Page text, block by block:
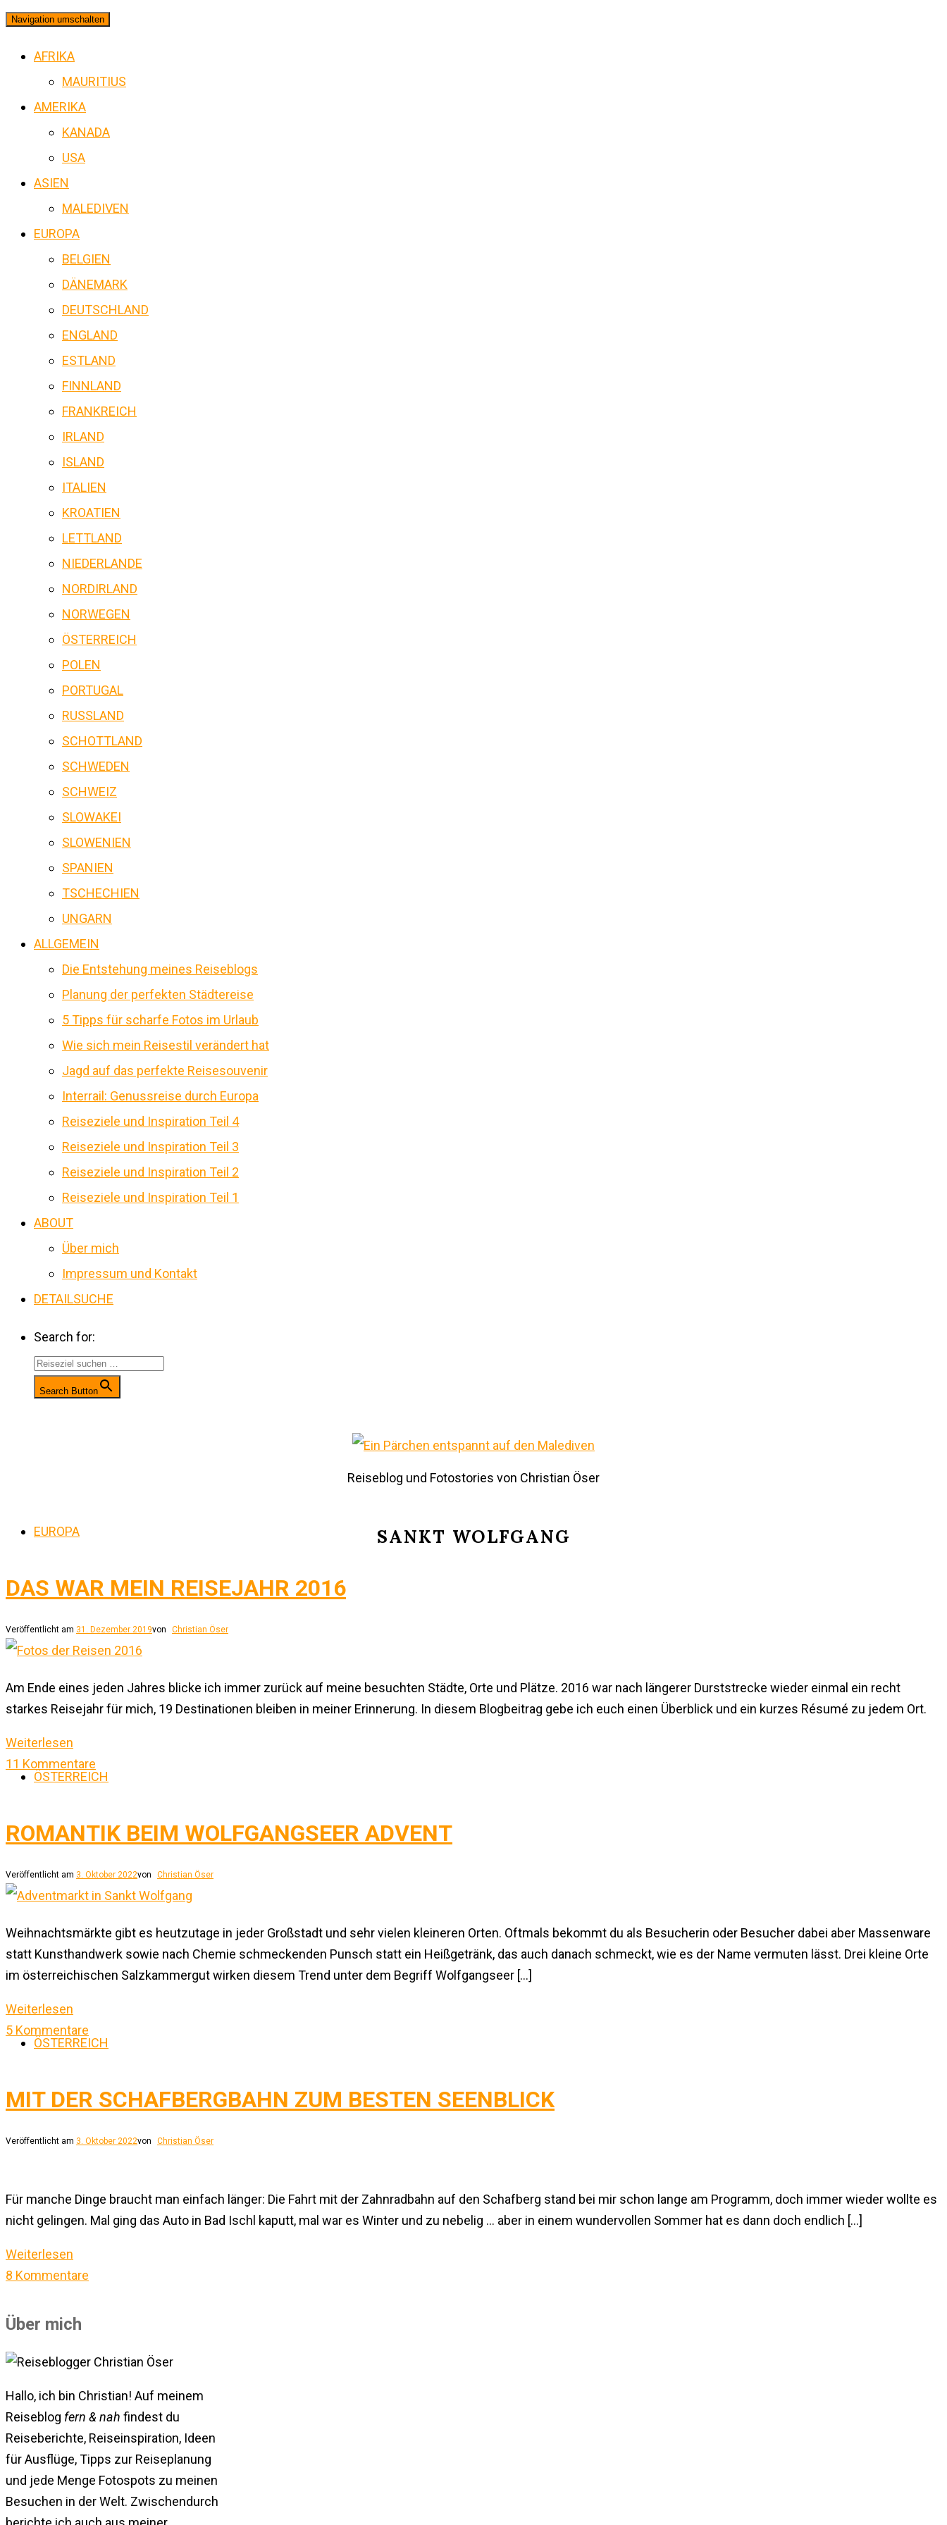
Navigation umschalten
AFRIKA
MAURITIUS
AMERIKA
KANADA
USA
ASIEN
MALEDIVEN
EUROPA
BELGIEN
DÄNEMARK
DEUTSCHLAND
ENGLAND
ESTLAND
FINNLAND
FRANKREICH
IRLAND
ISLAND
ITALIEN
KROATIEN
LETTLAND
NIEDERLANDE
NORDIRLAND
NORWEGEN
ÖSTERREICH
POLEN
PORTUGAL
RUSSLAND
SCHOTTLAND
SCHWEDEN
SCHWEIZ
SLOWAKEI
SLOWENIEN
SPANIEN
TSCHECHIEN
UNGARN
ALLGEMEIN
Die Entstehung meines Reiseblogs
Planung der perfekten Städtereise
5 Tipps für scharfe Fotos im Urlaub
Wie sich mein Reisestil verändert hat
Jagd auf das perfekte Reisesouvenir
Interrail: Genussreise durch Europa
Reiseziele und Inspiration Teil 4
Reiseziele und Inspiration Teil 3
Reiseziele und Inspiration Teil 2
Reiseziele und Inspiration Teil 1
ABOUT
Über mich
Impressum und Kontakt
DETAILSUCHE
Search for:
Search Button
Reiseblog und Fotostories von Christian Öser
SANKT WOLFGANG
EUROPA
DAS WAR MEIN REISEJAHR 2016
Veröffentlicht am 31. Dezember 2019von Christian Öser
Am Ende eines jeden Jahres blicke ich immer zurück auf meine besuchten Städte, Orte und Plätze. 2016 war nach längerer Durststrecke wieder einmal ein recht
starkes Reisejahr für mich, 19 Destinationen bleiben in meiner Erinnerung. In diesem Blogbeitrag gebe ich euch einen Überblick und ein kurzes Résumé zu jedem Ort.
Weiterlesen
11 Kommentare
ÖSTERREICH
ROMANTIK BEIM WOLFGANGSEER ADVENT
Veröffentlicht am 3. Oktober 2022von Christian Öser
Weihnachtsmärkte gibt es heutzutage in jeder Großstadt und sehr vielen kleineren Orten. Oftmals bekommt du als Besucherin oder Besucher dabei aber Massenware
statt Kunsthandwerk sowie nach Chemie schmeckenden Punsch statt ein Heißgetränk, das auch danach schmeckt, wie es der Name vermuten lässt. Drei kleine Orte
im österreichischen Salzkammergut wirken diesem Trend unter dem Begriff Wolfgangseer […]
Weiterlesen
5 Kommentare
ÖSTERREICH
MIT DER SCHAFBERGBAHN ZUM BESTEN SEENBLICK
Veröffentlicht am 3. Oktober 2022von Christian Öser
Für manche Dinge braucht man einfach länger: Die Fahrt mit der Zahnradbahn auf den Schafberg stand bei mir schon lange am Programm, doch immer wieder wollte es
nicht gelingen. Mal ging das Auto in Bad Ischl kaputt, mal war es Winter und zu nebelig … aber in einem wundervollen Sommer hat es dann doch endlich […]
Weiterlesen
8 Kommentare
Über mich
Hallo, ich bin Christian! Auf meinem
Reiseblog fern & nah findest du
Reiseberichte, Reiseinspiration, Ideen
für Ausflüge, Tipps zur Reiseplanung
und jede Menge Fotospots zu meinen
Besuchen in der Welt. Zwischendurch